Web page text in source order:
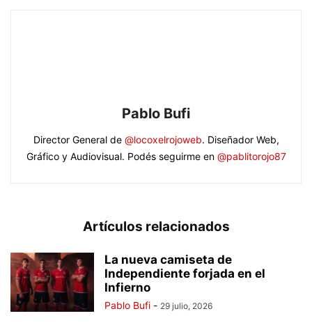
Pablo Bufi
Director General de @locoxelrojoweb. Diseñador Web,
Gráfico y Audiovisual. Podés seguirme en @pablitorojo87
Artículos relacionados
La nueva camiseta de
Independiente forjada en el
Infierno
Pablo Bufi - 29 julio, 2026